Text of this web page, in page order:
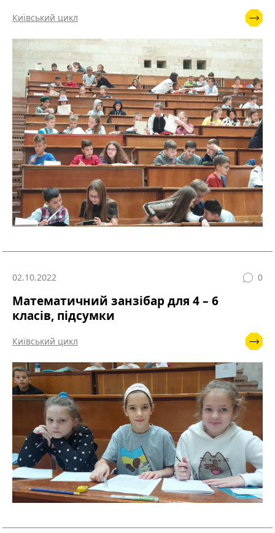
Київський цикл
02.10.2022 0
Математичний занзібар для 4 – 6
класів, підсумки
Київський цикл